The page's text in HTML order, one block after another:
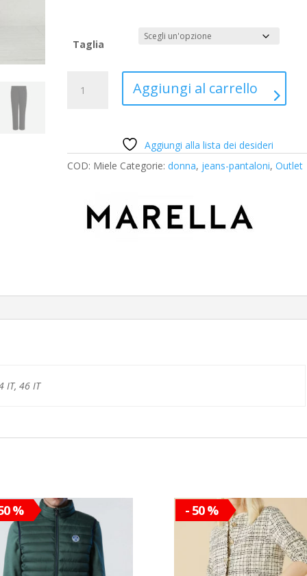
Taglia
neri
Aggiungi al carrello
n
a
Aggiungi alla lista dei desideri
COD: Miele Categorie:donna, jeans-pantaloni,Outlet
IT, 46 IT
% - 50 %